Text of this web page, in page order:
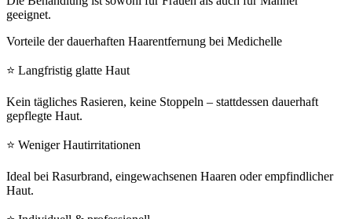
geeignet.
Vorteile der dauerhaften Haarentfernung bei Medichelle
⭐ Langfristig glatte Haut
Kein tägliches Rasieren, keine Stoppeln – stattdessen dauerhaft
gepflegte Haut.
⭐ Weniger Hautirritationen
Ideal bei Rasurbrand, eingewachsenen Haaren oder empfindlicher
Haut.